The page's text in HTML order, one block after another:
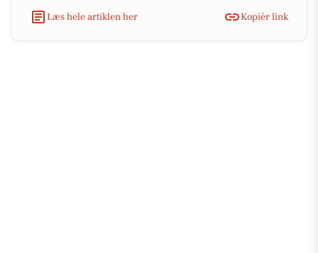
Læs hele artiklen her
Kopiér link